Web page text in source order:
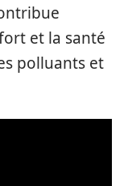
et la santé
polluants et